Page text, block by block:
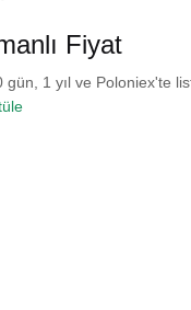
Fiyat
1 yıl ve Poloniex'te